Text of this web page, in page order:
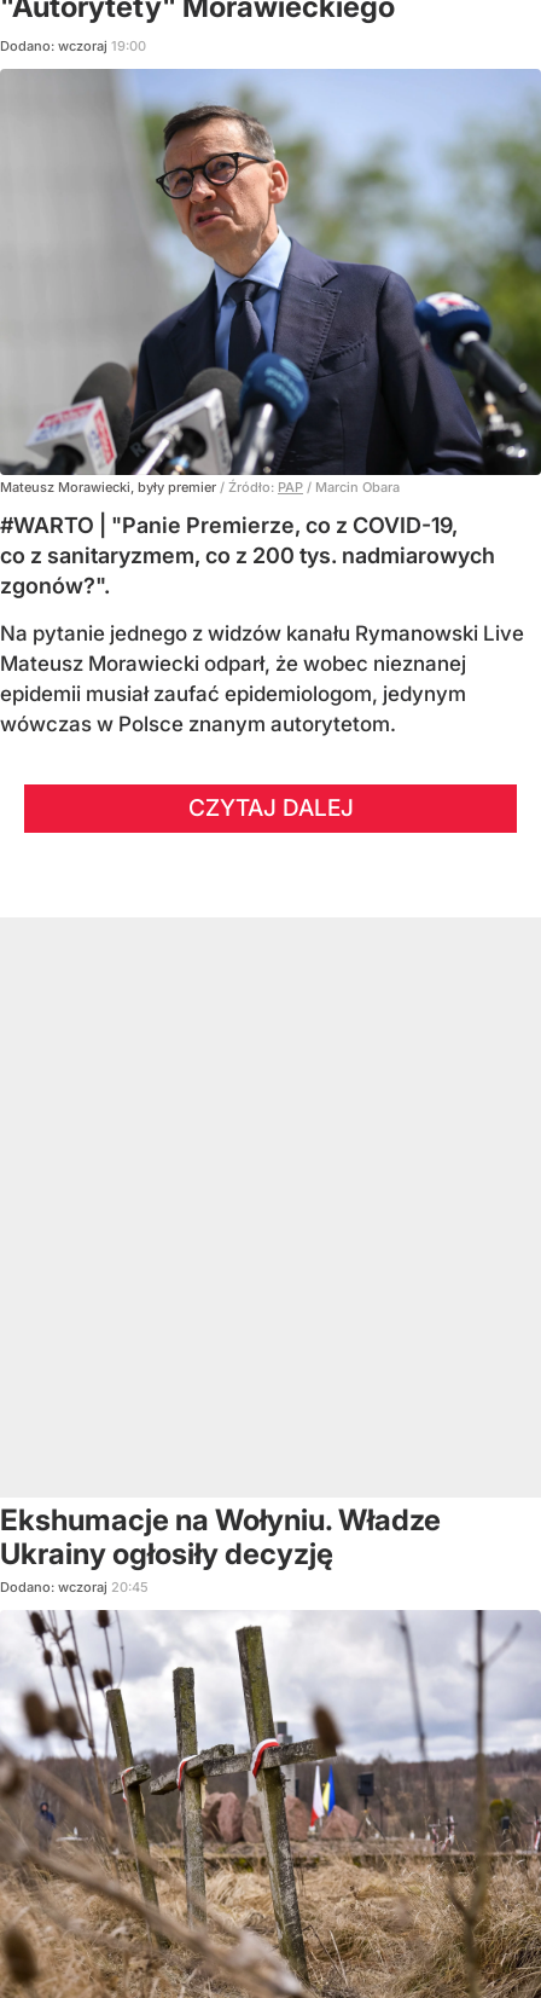
Dodano: wczoraj 19:00
Mateusz Morawiecki, były premier / Źródło: PAP / Marcin Obara
#WARTO | "Panie Premierze, co z COVID-19,
co z sanitaryzmem, co z 200 tys. nadmiarowych
zgonów?".
Na pytanie jednego z widzów kanału Rymanowski Live
Mateusz Morawiecki odparł, że wobec nieznanej
epidemii musiał zaufać epidemiologom, jedynym
wówczas w Polsce znanym autorytetom.
CZYTAJ DALEJ
Ekshumacje na Wołyniu. Władze
Ukrainy ogłosiły decyzję
Dodano: wczoraj 20:45